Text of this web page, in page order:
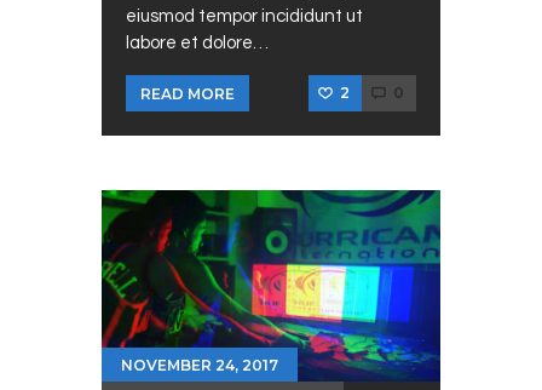
eiusmod tempor incididunt ut
labore et dolore…
READ MORE 2 0
NOVEMBER 24, 2017